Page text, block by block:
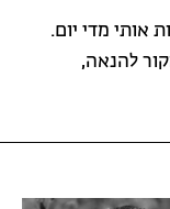
אותי מדי יום.
להנאה,